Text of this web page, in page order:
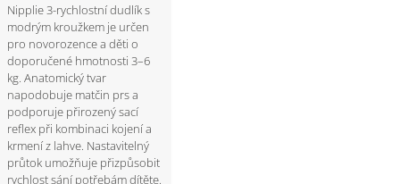
Nipplie 3-rychlostní dudlík s
modrým kroužkem je určen
pro novorozence a děti o
doporučené hmotnosti 3–6
kg. Anatomický tvar
napodobuje matčin prs a
podporuje přirozený sací
reflex při kombinaci kojení a
krmení z lahve. Nastavitelný
průtok umožňuje přizpůsobit
rychlost sání potřebám dítěte.